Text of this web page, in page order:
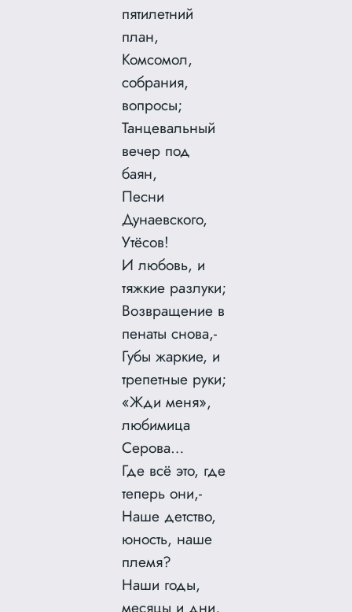
пятилетний
план,
Комсомол,
собрания,
вопросы;
Танцевальный
вечер под
баян,
Песни
Дунаевского,
Утёсов!
И любовь, и
тяжкие разлуки;
Возвращение в
пенаты снова,-
Губы жаркие, и
трепетные руки;
«Жди меня»,
любимица
Серова…
Где всё это, где
теперь они,-
Наше детство,
юность, наше
племя?
Наши годы,
месяцы и дни,